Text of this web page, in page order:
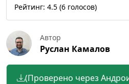
Рейтинг: 4.5 (6 голосов)
Автор
Руслан Камалов
(Проверено через